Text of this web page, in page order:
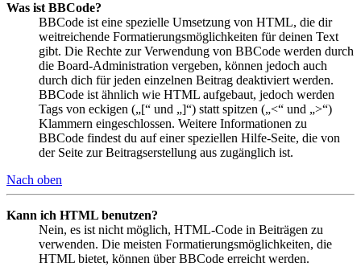
Was ist BBCode?
BBCode ist eine spezielle Umsetzung von HTML, die dir
weitreichende Formatierungsmöglichkeiten für deinen Text
gibt. Die Rechte zur Verwendung von BBCode werden durch
die Board-Administration vergeben, können jedoch auch
durch dich für jeden einzelnen Beitrag deaktiviert werden.
BBCode ist ähnlich wie HTML aufgebaut, jedoch werden
Tags von eckigen („[“ und „]“) statt spitzen („<“ und „>“)
Klammern eingeschlossen. Weitere Informationen zu
BBCode findest du auf einer speziellen Hilfe-Seite, die von
der Seite zur Beitragserstellung aus zugänglich ist.
Nach oben
Kann ich HTML benutzen?
Nein, es ist nicht möglich, HTML-Code in Beiträgen zu
verwenden. Die meisten Formatierungsmöglichkeiten, die
HTML bietet, können über BBCode erreicht werden.